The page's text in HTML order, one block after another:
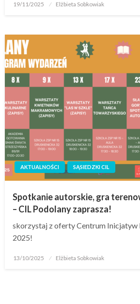
19/11/2025 Elżbieta Sobkowiak
AKTUALNOŚCI SĄSIEDZKI CIL
Spotkanie autorskie, gra
– CIL Podolany zaprasza!
skorzystaj z oferty Centrum Inicjatyw
2025!
13/10/2025 Elżbieta Sobkowiak